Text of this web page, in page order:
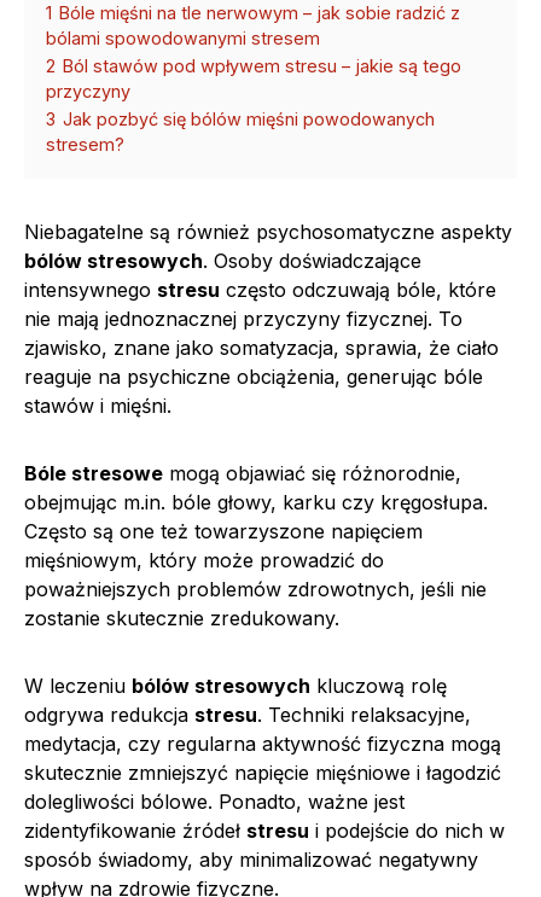
1 Bóle mięśni na tle nerwowym – jak sobie radzić z
bólami spowodowanymi stresem
2 Ból stawów pod wpływem stresu – jakie są tego
przyczyny
3 Jak pozbyć się bólów mięśni powodowanych
stresem?
Niebagatelne są również psychosomatyczne aspekty
bólów stresowych. Osoby doświadczające
intensywnego stresu często odczuwają bóle, które
nie mają jednoznacznej przyczyny fizycznej. To
zjawisko, znane jako somatyzacja, sprawia, że ciało
reaguje na psychiczne obciążenia, generując bóle
stawów i mięśni.
Bóle stresowe mogą objawiać się różnorodnie,
obejmując m.in. bóle głowy, karku czy kręgosłupa.
Często są one też towarzyszone napięciem
mięśniowym, który może prowadzić do
poważniejszych problemów zdrowotnych, jeśli nie
zostanie skutecznie zredukowany.
W leczeniu bólów stresowych kluczową rolę
odgrywa redukcja stresu. Techniki relaksacyjne,
medytacja, czy regularna aktywność fizyczna mogą
skutecznie zmniejszyć napięcie mięśniowe i łagodzić
dolegliwości bólowe. Ponadto, ważne jest
zidentyfikowanie źródeł stresu i podejście do nich w
sposób świadomy, aby minimalizować negatywny
wpływ na zdrowie fizyczne.